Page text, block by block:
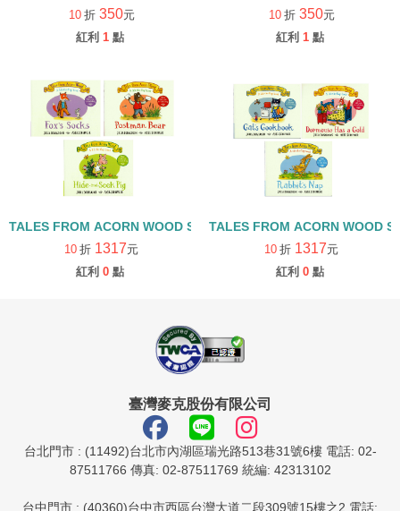
10 折 350元
紅利 1 點
10 折 350元
紅利 1 點
TALES FROM ACORN WOOD STORY COLLECTION 觀察探索組/
10 折 1317元
紅利 0 點
TALES FROM ACORN WOOD
10 折 1317元
紅利 0 點
臺灣麥克股份有限公司
台北門市 : (11492)台北市內湖區瑞光路513巷31號6樓 電話: 02-
87511766 傳真: 02-87511769 統編: 42313102
台中門市 : (40360)台中市西區台灣大道二段309號15樓之2 電話: